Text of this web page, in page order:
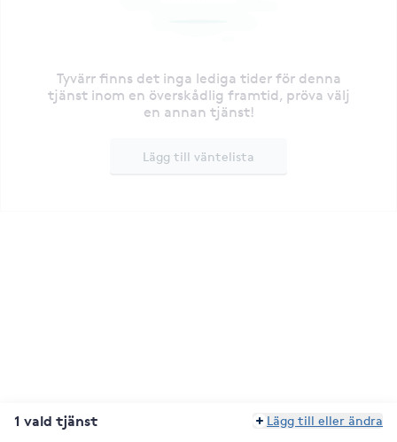
Tyvärr finns det inga lediga tider för denna
tjänst inom en överskådlig framtid, pröva välj
en annan tjänst!
Lägg till väntelista
1 vald tjänst Lägg till eller ändra